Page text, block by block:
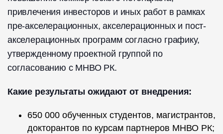
привлечения инвесторов и иных работ в рамках
пре-акселерационных, акселерационных и пост-
акселерационных программ согласно графику,
утвержденному проектной группой по
согласованию с МНВО РК.
Какие результаты ожидают от внедрения:
650 000 обученных студентов, магистрантов,
докторантов по курсам партнеров МНВО РК;